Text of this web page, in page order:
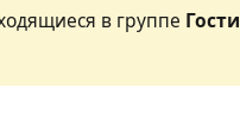
в группе Гости